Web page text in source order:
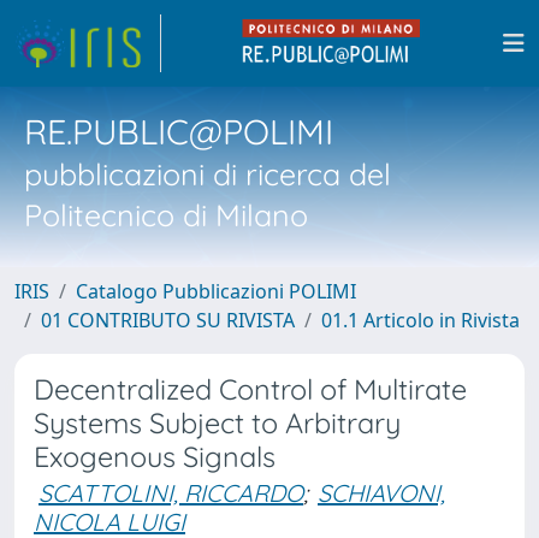
RE.PUBLIC@POLIMI
pubblicazioni di ricerca del
Politecnico di Milano
IRIS
Catalogo Pubblicazioni POLIMI
01 CONTRIBUTO SU RIVISTA
01.1 Articolo in Rivista
Decentralized Control of Multirate
Systems Subject to Arbitrary
Exogenous Signals
SCATTOLINI, RICCARDO; SCHIAVONI,
NICOLA LUIGI